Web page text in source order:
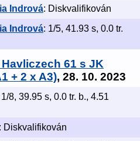
Indrová: Diskvalifikován
Indrová: 1/5, 41.93 s, 0.0 tr.
61 s JK
+ 2 x A3), 28. 10. 2023
1/8, 39.95 s, 0.0 tr. b., 4.51
: Diskvalifikován